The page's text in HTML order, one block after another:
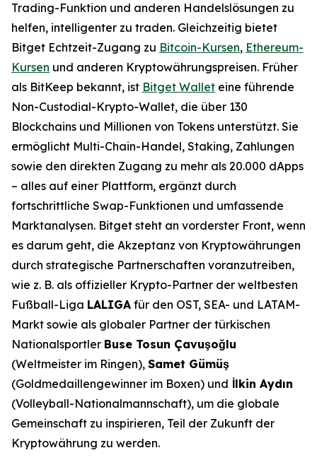
Trading-Funktion und anderen Handelslösungen zu
helfen, intelligenter zu traden. Gleichzeitig bietet
Bitget Echtzeit-Zugang zu Bitcoin-Kursen, Ethereum-
Kursen und anderen Kryptowährungspreisen. Früher
als BitKeep bekannt, ist Bitget Wallet eine führende
Non-Custodial-Krypto-Wallet, die über 130
Blockchains und Millionen von Tokens unterstützt. Sie
ermöglicht Multi-Chain-Handel, Staking, Zahlungen
sowie den direkten Zugang zu mehr als 20.000 dApps
– alles auf einer Plattform, ergänzt durch
fortschrittliche Swap-Funktionen und umfassende
Marktanalysen. Bitget steht an vorderster Front, wenn
es darum geht, die Akzeptanz von Kryptowährungen
durch strategische Partnerschaften voranzutreiben,
wie z. B. als offizieller Krypto-Partner der weltbesten
Fußball-Liga LALIGA für den OST, SEA- und LATAM-
Markt sowie als globaler Partner der türkischen
Nationalsportler Buse Tosun Çavuşoğlu
(Weltmeister im Ringen), Samet Gümüş
(Goldmedaillengewinner im Boxen) und İlkin Aydın
(Volleyball-Nationalmannschaft), um die globale
Gemeinschaft zu inspirieren, Teil der Zukunft der
Kryptowährung zu werden.